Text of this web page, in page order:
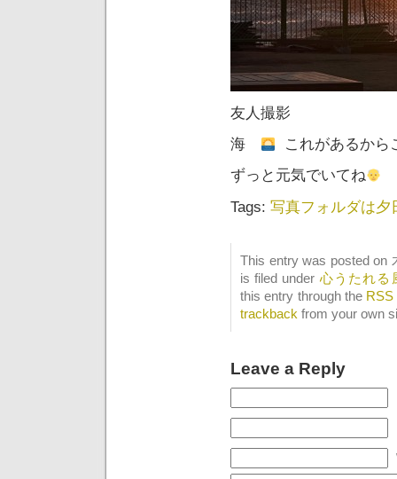
友人撮影
海
これがあるから
ずっと元気でいてね
Tags: 写真フォルダは夕
This entry was posted on
is filed under 心うたれる
this entry through the RSS
trackback from your own
Leave a Reply